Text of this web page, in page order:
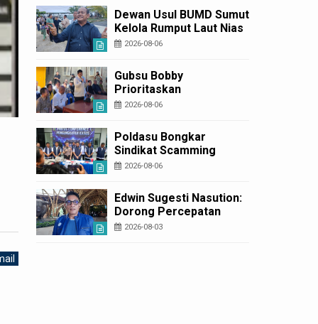
Diperbaiki
Dewan Usul BUMD Sumut
Kelola Rumput Laut Nias
Utara dari Hulu ke Hilir
2026-08-06
Gubsu Bobby
Prioritaskan
Infrastruktur Nias Utara,
Ekonomi Mulai Dibenahi
2026-08-06
Poldasu Bongkar
Sindikat Scamming
Internasional di
Korban Rugi Rp6,7 Miliar
2026-08-06
Edwin Sugesti Nasution:
Dorong Percepatan
Perda PBG Guna
2026-08-03